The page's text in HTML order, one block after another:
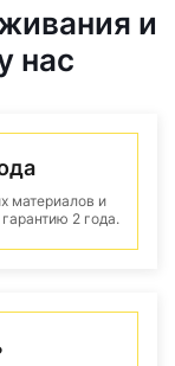
и
нас
материалов и
2 года.